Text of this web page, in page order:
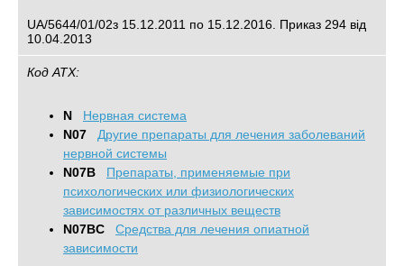
UA/5644/01/02з 15.12.2011 по 15.12.2016. Приказ 294 від
10.04.2013
Код АТХ:
N
Нервная система
N07
Другие препараты для лечения заболеваний
нервной системы
N07B
Препараты, применяемые при
психологических или физиологических
зависимостях от различных веществ
N07BC
Средства для лечения опиатной
зависимости